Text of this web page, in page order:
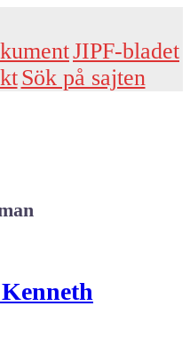
JIPF-bladet
Sök på sajten